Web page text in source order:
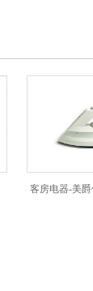
客房电器-美爵信达